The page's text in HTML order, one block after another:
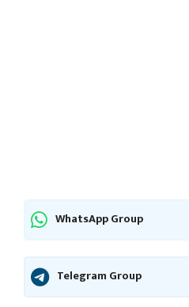
WhatsApp Group
Telegram Group